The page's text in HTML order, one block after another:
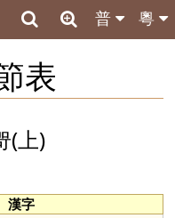
粵
普
表
(上)
漢字